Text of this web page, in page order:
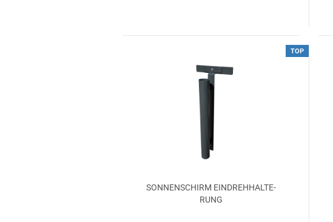
TOP
SON­NEN­SCHIRM EIN­DREH­HAL­TE­
RUNG